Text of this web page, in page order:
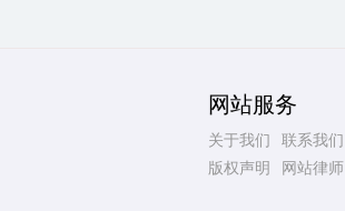
网站服务
关于我们 联系我们
版权声明
网站律师